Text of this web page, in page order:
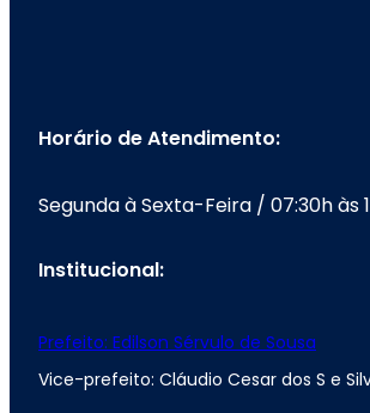
Horário de Atendimento:
Segunda à Sexta-Feira / 07:30h às
Institucional:
Prefeito: Edilson Sérvulo de Sousa
Vice-prefeito: Cláudio Cesar dos S e